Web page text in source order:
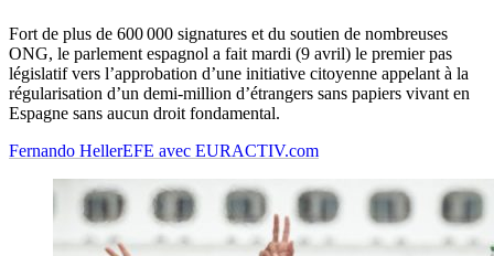
Fort de plus de 600 000 signatures et du soutien de nombreuses
ONG, le parlement espagnol a fait mardi (9 avril) le premier pas
législatif vers l’approbation d’une initiative citoyenne appelant à la
régularisation d’un demi-million d’étrangers sans papiers vivant en
Espagne sans aucun droit fondamental.
Fernando HellerEFE avec EURACTIV.com